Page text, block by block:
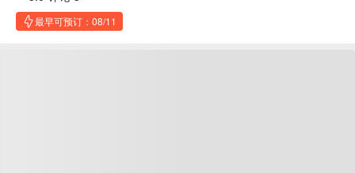
最早可预订：08/11